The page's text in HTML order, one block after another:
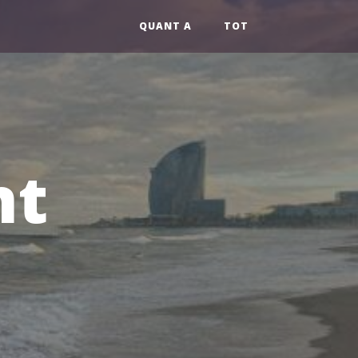
QUANT A TOT